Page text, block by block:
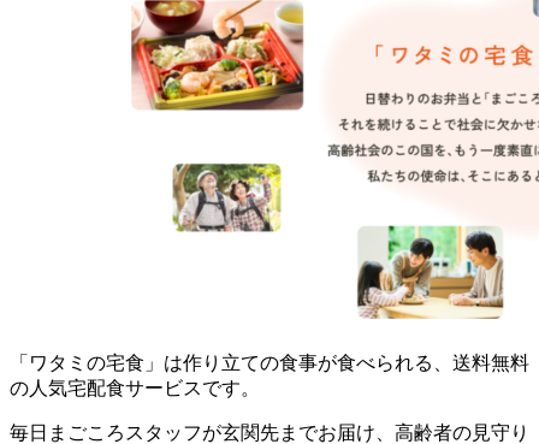
「ワタミの宅食」は作り立ての食事が食べられる、送料無料
の人気宅配食サービスです。
毎日まごころスタッフが玄関先までお届け、高齢者の見守り